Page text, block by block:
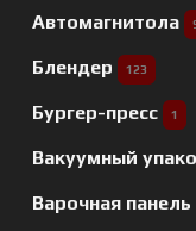
Автомагнитола
Блендер 123
Бургер-пресс 1
Вакуумный
Варочная панель